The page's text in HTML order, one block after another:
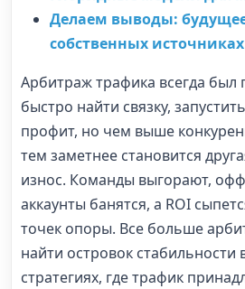
Делаем выводы:
собственных источниках
Арбитраж трафика всегда был
быстро найти связку,
профит, но чем выше
тем заметнее становится
износ. Команды выгорают,
аккаунты банятся, а ROI
точек опоры. Все больше
найти островок стабильности
стратегиях, где трафик